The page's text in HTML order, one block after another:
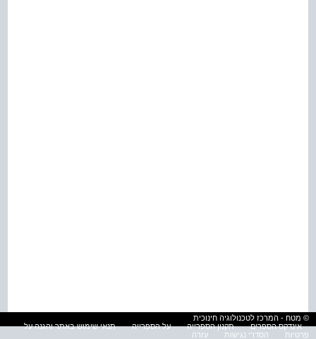
© מטח - המרכז לטכנולוגיה חינוכית
אינדקס הספרים
תקנון הספרייה על הספרייה
תנאי שימוש באתר והגנה על
פרטיות
הסדרי נגישות עזרה